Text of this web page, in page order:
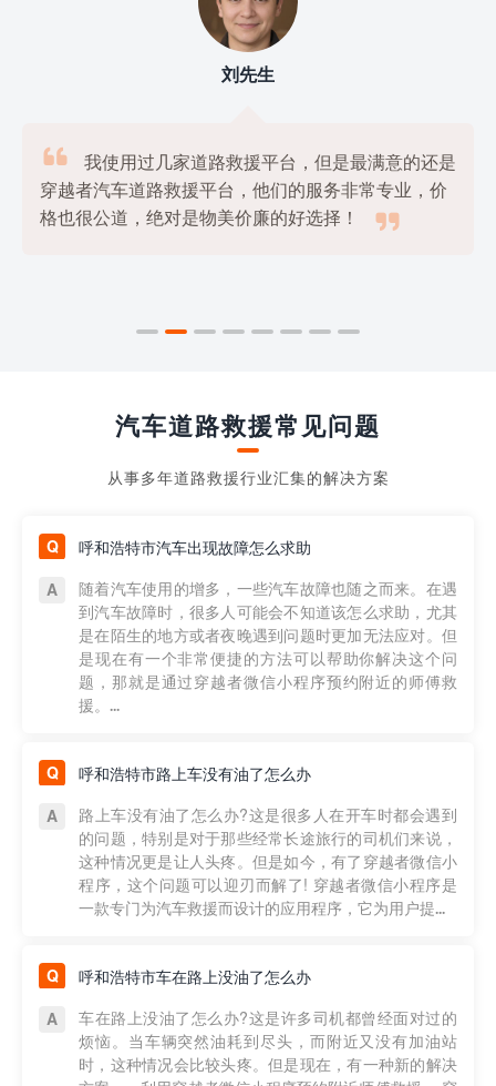
刘先生

我使用过几家道路救援平台，但是最满意的还是
穿越者汽车道路救援平台，他们的服务非常专业，价
格也很公道，绝对是物美价廉的好选择！

汽车道路救援常见问题
从事多年道路救援行业汇集的解决方案
呼和浩特市汽车出现故障怎么求助
随着汽车使用的增多，一些汽车故障也随之而来。在遇
到汽车故障时，很多人可能会不知道该怎么求助，尤其
是在陌生的地方或者夜晚遇到问题时更加无法应对。但
是现在有一个非常便捷的方法可以帮助你解决这个问
题，那就是通过穿越者微信小程序预约附近的师傅救
援。...
呼和浩特市路上车没有油了怎么办
路上车没有油了怎么办?这是很多人在开车时都会遇到
的问题，特别是对于那些经常长途旅行的司机们来说，
这种情况更是让人头疼。但是如今，有了穿越者微信小
程序，这个问题可以迎刃而解了! 穿越者微信小程序是
一款专门为汽车救援而设计的应用程序，它为用户提...
呼和浩特市车在路上没油了怎么办
车在路上没油了怎么办?这是许多司机都曾经面对过的
烦恼。当车辆突然油耗到尽头，而附近又没有加油站
时，这种情况会比较头疼。但是现在，有一种新的解决